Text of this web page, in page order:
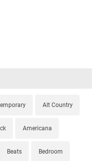
Alt Country
Americana
Beats Bedroom